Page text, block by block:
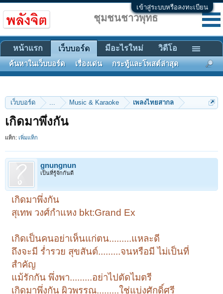
เข้าสู่ระบบหรือลงทะเบียน
เว็บบอร์ด ... Music & Karaoke เพลงไทยสากล
เกิดมาพึ่งกัน
แท็ก: เพิ่มแท็ก
gnungnun
เป็นที่รู้จักกันดี
เกิดมาพึ่งกัน
สุเทพ วงศ์กำแหง bkt:Grand Ex
เกิดเป็นคนอย่าเห็นแก่ตน.........แหละดี
ถึงจะมี ร่ำรวย สุขสันต์.........จนหรือมี ไม่เป็นที่
สำคัญ
แม้รักกัน พึ่งพา.........อย่าไปตัดไมตรี
เกิดมาพึ่งกัน ผิวพรรณ.........ใช่แบ่งศักดิ์ศรี
ชุมชนชาวพุทธ
หน้าแรก เว็บบอร์ด
ค้นหาในเว็บบอร์ด เรื่องเด่น กระทู้และโพสต์ล่าสุด
มีอะไรใหม่ วิดีโอ